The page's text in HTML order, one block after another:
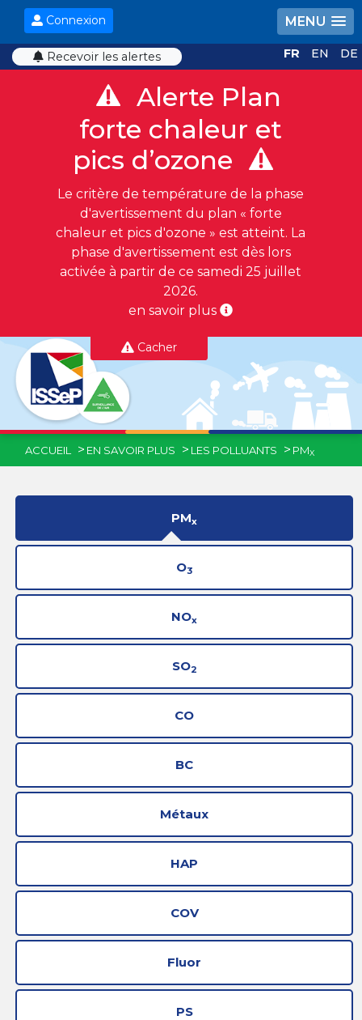
MENU
Connexion
Recevoir les alertes FR EN DE
Alerte Plan
forte chaleur et
pics d’ozone
Le critère de température de la phase
d'avertissement du plan « forte
chaleur et pics d'ozone » est atteint. La
phase d'avertissement est dès lors
activée à partir de ce samedi 25 juillet
2026.
en savoir plus
Cacher
ACCUEIL EN SAVOIR PLUS LES POLLUANTS PMX
PMx
O3
NOx
SO2
CO
BC
Métaux
HAP
COV
Fluor
PS